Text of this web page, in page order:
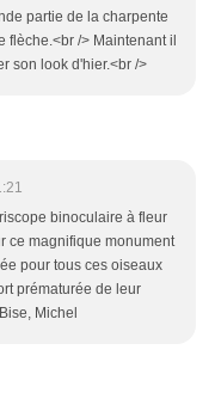
partie de la charpente
flèche.<br /> Maintenant il
son look d'hier.<br />
binoculaire à fleur
ce magnifique monument
pour tous ces oiseaux
prématurée de leur
Michel